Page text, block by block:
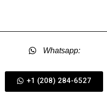
Whatsapp:
+1 (208) 284-6527